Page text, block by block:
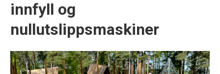
innfyll og
nullutslippsmaskiner